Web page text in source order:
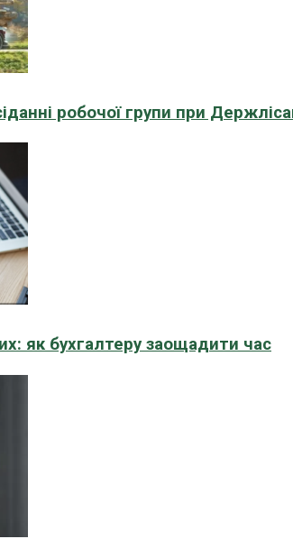
робочої групи при
як бухгалтеру заощадити час